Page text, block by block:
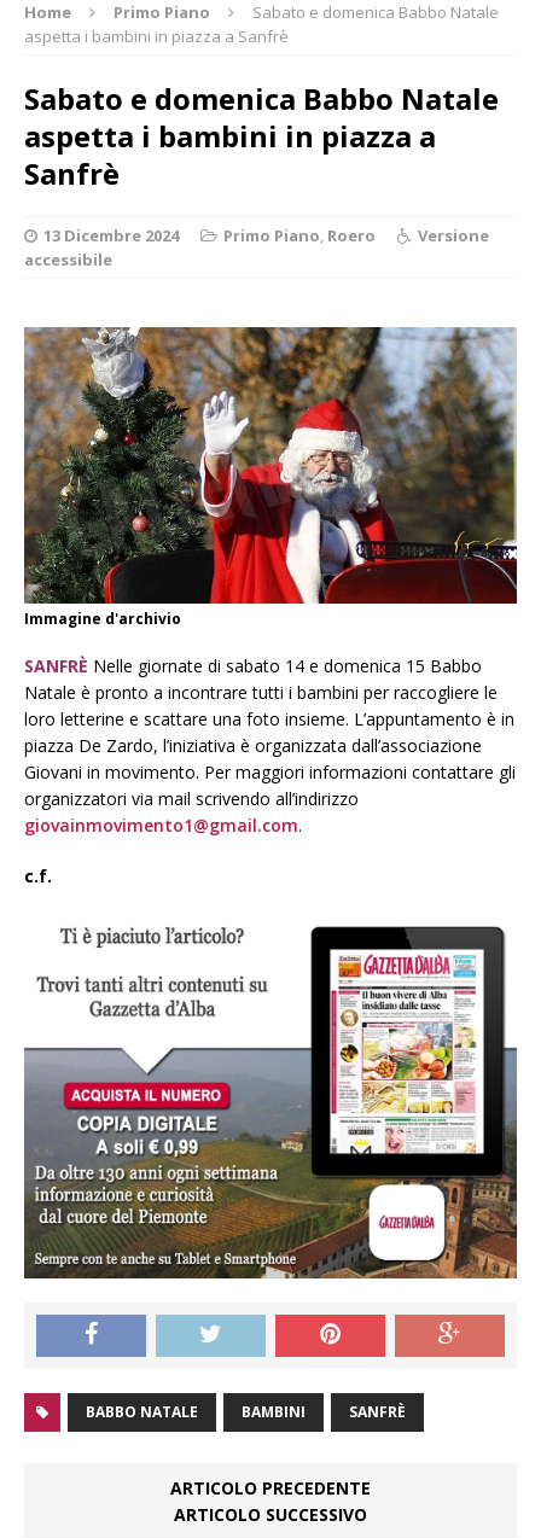
Home Primo Piano
Sabato e domenica Babbo Natale
aspetta i bambini in piazza a Sanfrè
Sabato e domenica Babbo Natale
aspetta i bambini in piazza a
Sanfrè
13 Dicembre 2024 Primo Piano, Roero
Versione
accessibile
Immagine d'archivio
SANFRÈ Nelle giornate di sabato 14 e domenica 15 Babbo
Natale è pronto a incontrare tutti i bambini per raccogliere le
loro letterine e scattare una foto insieme. L’appuntamento è in
piazza De Zardo, l’iniziativa è organizzata dall’associazione
Giovani in movimento. Per maggiori informazioni contattare gli
organizzatori via mail scrivendo all’indirizzo
giovainmovimento1@gmail.com.
c.f.
BABBO NATALE BAMBINI SANFRÈ
ARTICOLO PRECEDENTE
ARTICOLO SUCCESSIVO